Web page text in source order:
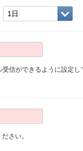
信ができるように設定し
さい。